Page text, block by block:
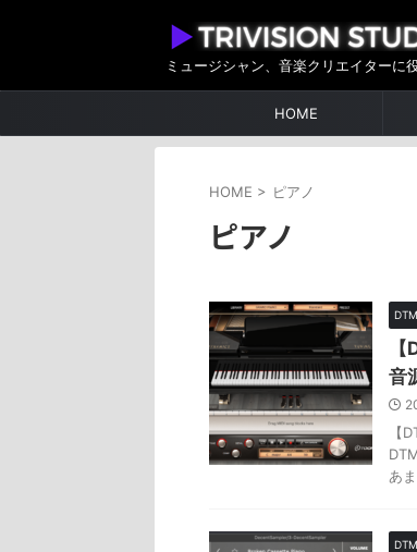
ミュージシャン、音楽クリエイターに
HOME
HOME > ピアノ
ピアノ
DTM
音
【
あ
DTM